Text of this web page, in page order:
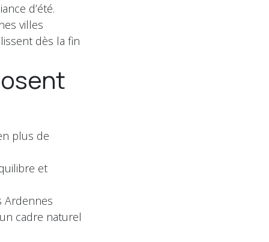
d’été.
villes
dès la fin
plus de
et
Ardennes
cadre naturel